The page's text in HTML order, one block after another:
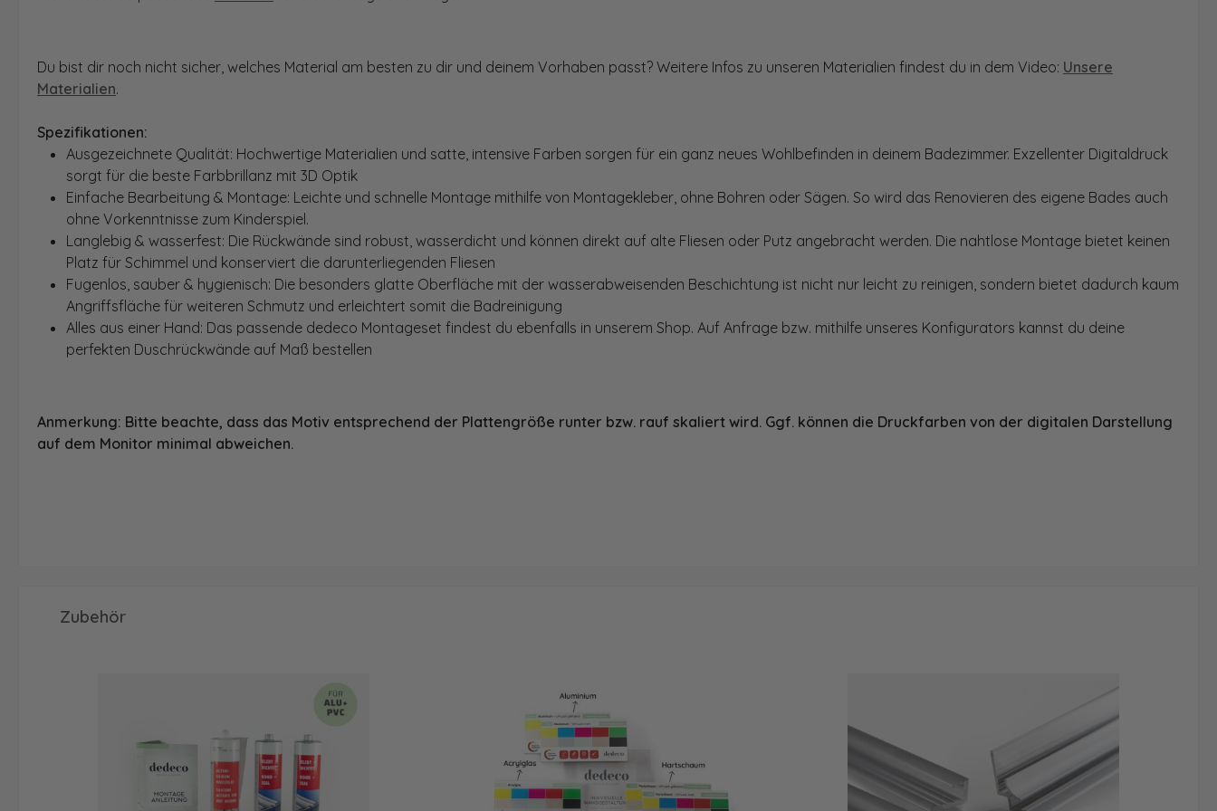
Du bist dir noch nicht sicher, welches Material am besten zu dir und deinem Vorhaben passt? Weitere Infos zu unseren Materialien findest du in dem Video: Unsere
Materialien.
Spezifikationen:
Ausgezeichnete Qualität: Hochwertige Materialien und satte, intensive Farben sorgen für ein ganz neues Wohlbefinden in deinem Badezimmer. Exzellenter Digitaldruck
sorgt für die beste Farbbrillanz mit 3D Optik
Einfache Bearbeitung & Montage: Leichte und schnelle Montage mithilfe von Montagekleber, ohne Bohren oder Sägen. So wird das Renovieren des eigene Bades auch
ohne Vorkenntnisse zum Kinderspiel.
Langlebig & wasserfest: Die Rückwände sind robust, wasserdicht und können direkt auf alte Fliesen oder Putz angebracht werden. Die nahtlose Montage bietet keinen
Platz für Schimmel und konserviert die darunterliegenden Fliesen
Fugenlos, sauber & hygienisch: Die besonders glatte Oberfläche mit der wasserabweisenden Beschichtung ist nicht nur leicht zu reinigen, sondern bietet dadurch kaum
Angriffsfläche für weiteren Schmutz und erleichtert somit die Badreinigung
Alles aus einer Hand: Das passende dedeco Montageset findest du ebenfalls in unserem Shop. Auf Anfrage bzw. mithilfe unseres Konfigurators kannst du deine
perfekten Duschrückwände auf Maß bestellen
Anmerkung: Bitte beachte, dass das Motiv entsprechend der Plattengröße runter bzw. rauf skaliert wird. Ggf. können die Druckfarben von der digitalen Darstellung
auf dem Monitor minimal abweichen.
Produktgalerie überspringen
Zubehör